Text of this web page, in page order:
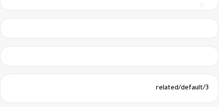
3/related/default